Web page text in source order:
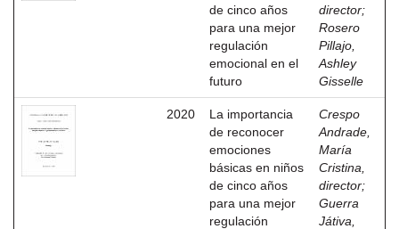
de cinco años
para una mejor
regulación
emocional en el
futuro
director;
Rosero
Pillajo,
Ashley
Gisselle
2020
La importancia
de reconocer
emociones
básicas en niños
de cinco años
para una mejor
regulación
Crespo
Andrade,
María
Cristina,
director;
Guerra
Játiva,